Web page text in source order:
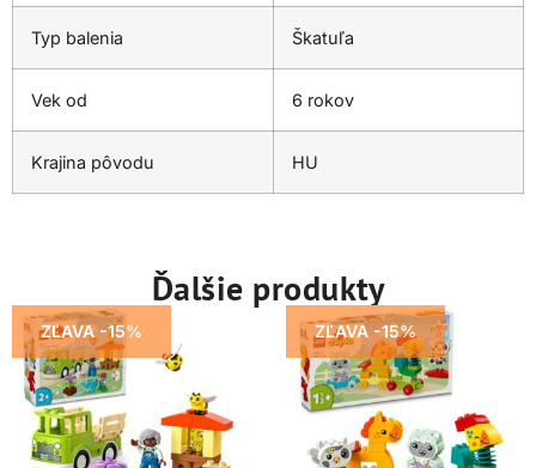
Typ balenia Škatuľa
Vek od 6 rokov
Krajina pôvodu HU
Ďalšie produkty
ZĽAVA -15% ZĽAVA -15%